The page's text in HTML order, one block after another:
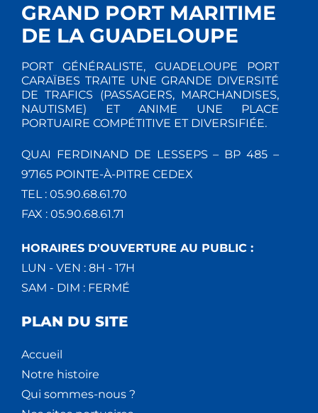
GRAND PORT MARITIME
DE LA GUADELOUPE
PORT GÉNÉRALISTE, GUADELOUPE PORT
CARAÏBES TRAITE UNE GRANDE DIVERSITÉ
DE TRAFICS (PASSAGERS, MARCHANDISES,
NAUTISME) ET ANIME UNE PLACE
PORTUAIRE COMPÉTITIVE ET DIVERSIFIÉE.
QUAI FERDINAND DE LESSEPS – BP 485 –
97165 POINTE-À-PITRE CEDEX
TEL : 05.90.68.61.70
FAX : 05.90.68.61.71
HORAIRES D'OUVERTURE AU PUBLIC :
LUN - VEN : 8H - 17H
SAM - DIM : FERMÉ
PLAN DU SITE
Accueil
Notre histoire
Qui sommes-nous ?